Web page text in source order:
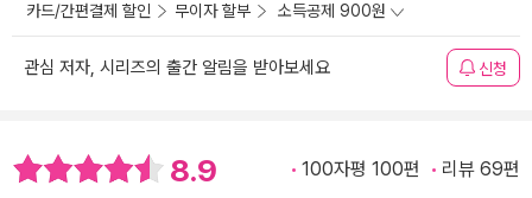
카드/간편결제 할인 무이자 할부 소득공제 900원
관심 저자, 시리즈의 출간 알림을 받아보세요 신청
8.9 100자평 100편 리뷰 69편